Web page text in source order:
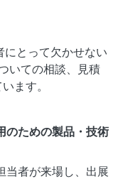
とって欠かせない
いての相談、見積
ます。
のための製品・技術
当者が来場し、出展